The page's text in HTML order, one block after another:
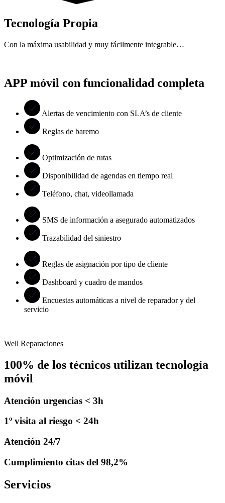
Tecnología Propia
Con la máxima usabilidad y muy fácilmente integrable…
APP móvil con funcionalidad completa
Alertas de vencimiento con SLA’s de cliente
Reglas de baremo
Optimización de rutas
Disponibilidad de agendas en tiempo real
Teléfono, chat, videollamada
SMS de información a asegurado automatizados
Trazabilidad del siniestro
Reglas de asignación por tipo de cliente
Dashboard y cuadro de mandos
Encuestas automáticas a nivel de reparador y del
servicio
Well Reparaciones
100% de los técnicos utilizan tecnología
móvil
Atención urgencias < 3h
1º visita al riesgo < 24h
Atención 24/7
Cumplimiento citas del 98,2%
Servicios